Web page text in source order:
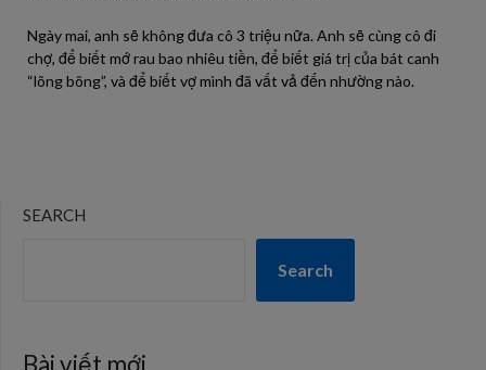
Ngày mai, anh sẽ không đưa cô 3 triệu nữa. Anh sẽ cùng cô đi
chợ, để biết mớ rau bao nhiêu tiền, để biết giá trị của bát canh
“lõng bõng”, và để biết vợ mình đã vất vả đến nhường nào.
SEARCH
Search
Bài viết mới